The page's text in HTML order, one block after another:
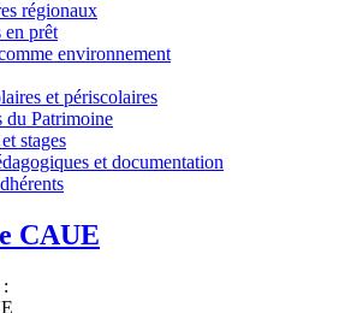
régionaux
en prêt
environnement
et périscolaires
du Patrimoine
stages
et documentation
CAUE